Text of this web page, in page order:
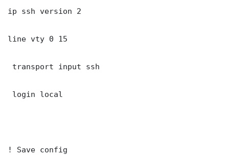
ip ssh version 2
line vty 0 15
transport input ssh
login local
! Save config